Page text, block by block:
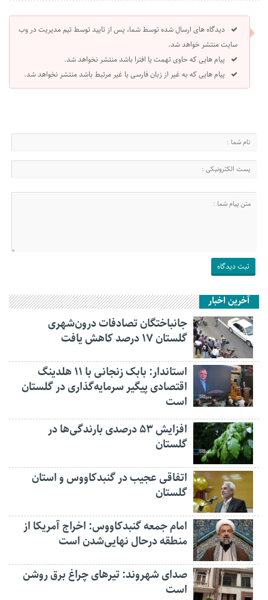
دیدگاه های ارسال شده توسط شما، پس از تایید توسط تیم مدیریت در وب
سایت منتشر خواهد شد.
پیام هایی که حاوی تهمت یا افترا باشد منتشر نخواهد شد.
پیام هایی که به غیر از زبان فارسی یا غیر مرتبط باشد منتشر نخواهد شد.
آخرین اخبار
جانباختگان تصادفات درون‌شهری
گلستان ۱۷ درصد کاهش یافت
استاندار: بابک زنجانی با ۱۱ هلدینگ
اقتصادی پیگیر سرمایه‌گذاری در گلستان
است
افزایش ۵۳ درصدی بارندگی‌ها در
گلستان
اتفاقی عجیب در‌ گنبدکاووس و استان
گلستان
امام جمعه گنبدکاووس: اخراج آمریکا از
منطقه درحال نهایی‌شدن است
صدای شهروند: تیرهای چراغ برق روشن
است